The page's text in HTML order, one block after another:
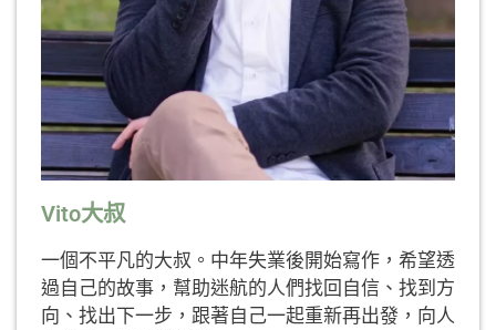
Vito大叔
一個不平凡的大叔。中年失業後開始寫作，希望透
過自己的故事，幫助迷航的人們找回自信、找到方
向、找出下一步，跟著自己一起重新再出發，向人